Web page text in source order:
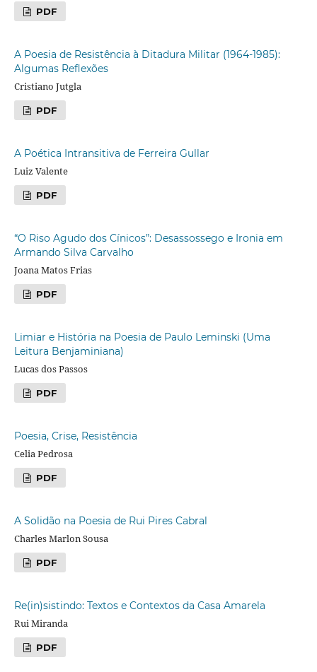
PDF
A Poesia de Resistência à Ditadura Militar (1964-1985):
Algumas Reflexões
Cristiano Jutgla
PDF
A Poética Intransitiva de Ferreira Gullar
Luiz Valente
PDF
“O Riso Agudo dos Cínicos”: Desassossego e Ironia em
Armando Silva Carvalho
Joana Matos Frias
PDF
Limiar e História na Poesia de Paulo Leminski (Uma
Leitura Benjaminiana)
Lucas dos Passos
PDF
Poesia, Crise, Resistência
Celia Pedrosa
PDF
A Solidão na Poesia de Rui Pires Cabral
Charles Marlon Sousa
PDF
Re(in)sistindo: Textos e Contextos da Casa Amarela
Rui Miranda
PDF